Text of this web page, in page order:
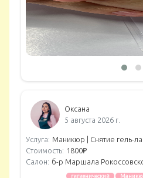
Оксана
5 августа 2026 г.
Услуга: Маникюр | Снятие гель-
Стоимость: 1800₽
Салон: б-р Маршала
гигиенический